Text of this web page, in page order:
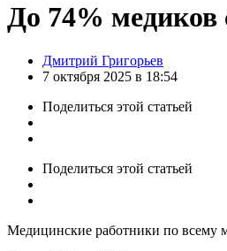
До 74% медиков
Posted
by
Дмитрий Григорьев
7 октября 2025 в 18:54
Поделиться этой статьей
Поделиться этой статьей
Медицинские работники по всему